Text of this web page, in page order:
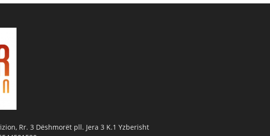
Rr. 3 Dëshmorët pll. Jera 3 K.1 Yzberisht